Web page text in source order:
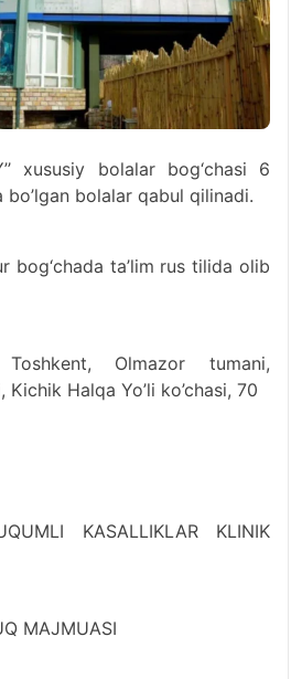
xususiy bolalar bog‘chasi 6
bolalar qabul qilinadi.
bog‘chada ta’lim rus tilida olib
Olmazor tumani,
Kichik Halqa Yo’li ko’chasi, 70
KASALLIKLAR KLINIK
MAJMUASI